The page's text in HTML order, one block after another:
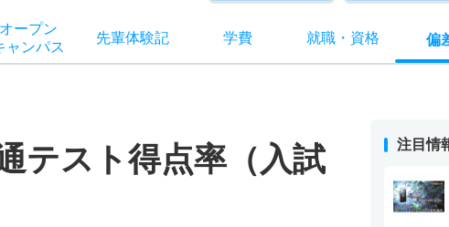
オープン
ャンパス
先輩体験記 学費 就職・ 資格 偏
テスト得点率（入試
注目情